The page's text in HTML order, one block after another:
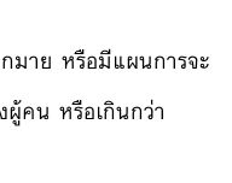
มาย หรือมีแผนการจะ
คน หรือเกินกว่า